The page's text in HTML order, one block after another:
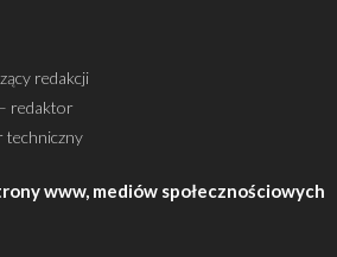
redakcji
redaktor
techniczny
www, mediów społecznościowych